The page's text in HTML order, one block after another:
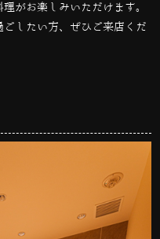
がお楽しみいただけます。
したい方、ぜひご来店くだ